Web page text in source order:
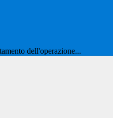
dell'operazione...